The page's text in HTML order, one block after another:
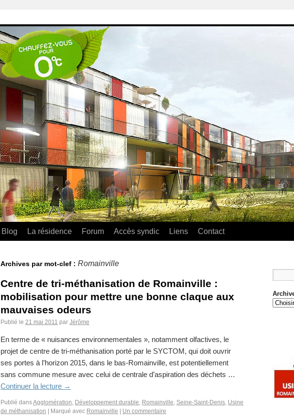
Blog La résidence Forum Accès syndic Liens Contact
Archives par mot-clef : Romainville
Centre de tri-méthanisation de Romainville :
mobilisation pour mettre une bonne claque aux
mauvaises odeurs
Publié le 21 mai 2011 par Jérôme
En terme de « nuisances environnementales », notamment olfactives, le
projet de centre de tri-méthanisation porté par le SYCTOM, qui doit ouvrir
ses portes à l’horizon 2015, dans le bas-Romainville, est potentiellement
sans commune mesure avec celui de centrale d’aspiration des déchets …
Continuer la lecture →
Publié dansAgglomération, Développement durable, Romainville, Seine-Saint-Denis, Usine
de méthanisation
Marqué avec Romainville Un commentaire